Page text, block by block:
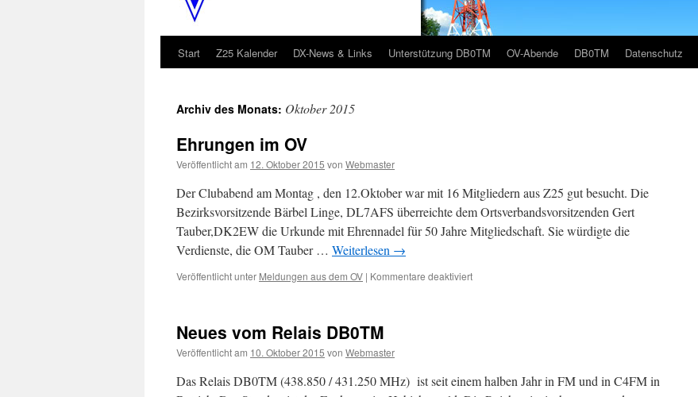
Start Z25 Kalender DX-News & Links Unterstützung DB0TM OV-Abende DB0TM Datenschutz
Archiv des Monats: Oktober 2015
Ehrungen im OV
Veröffentlicht am 12. Oktober 2015 von Webmaster
Der Clubabend am Montag , den 12.Oktober war mit 16 Mitgliedern aus Z25 gut besucht. Die
Bezirksvorsitzende Bärbel Linge, DL7AFS überreichte dem Ortsverbandsvorsitzenden Gert
Tauber,DK2EW die Urkunde mit Ehrennadel für 50 Jahre Mitgliedschaft. Sie würdigte die
Verdienste, die OM Tauber … Weiterlesen →
Veröffentlicht unter Meldungen aus dem OV | Kommentare deaktiviertfür
Neues vom Relais DB0TM
Veröffentlicht am 10. Oktober 2015 von Webmaster
Das Relais DB0TM (438.850 / 431.250 MHz) ist seit einem halben Jahr in FM und in C4FM in